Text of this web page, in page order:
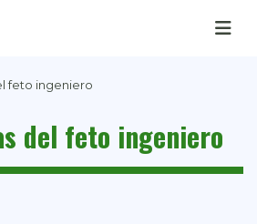
feto ingeniero
del feto ingeniero